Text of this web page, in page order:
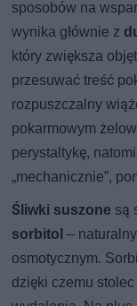
sposobów na
wynika głównie z
który zwiększa
przesuwać treść
rozpuszczalny
pokarmowym
perystaltykę,
„mechanicznie”,
Śliwki suszone są
sorbitol –
osmotycznym.
dzięki czemu